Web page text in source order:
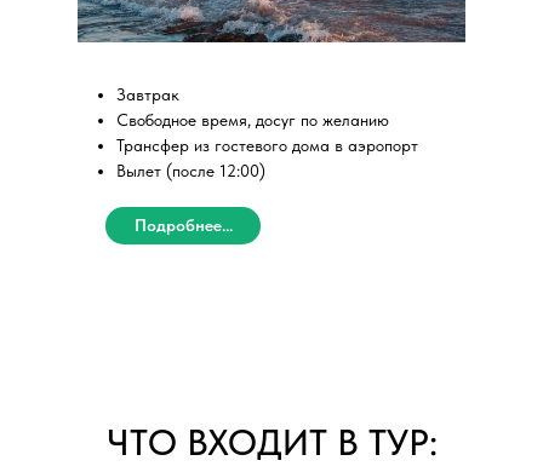
Завтрак
Свободное время, досуг по желанию
Трансфер из гостевого дома в аэропорт
Вылет (после 12:00)
Подробнее...
ЧТО ВХОДИТ В ТУР: